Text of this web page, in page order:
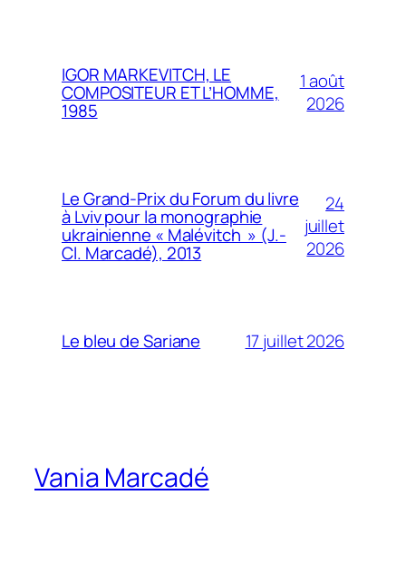
IGOR MARKEVITCH, LE
COMPOSITEUR ET L’HOMME,
1985
1 août
2026
Le Grand-Prix du Forum du livre
à Lviv pour la monographie
ukrainienne « Malévitch » (J.-
Cl. Marcadé), 2013
24
juillet
2026
Le bleu de Sariane 17 juillet 2026
Vania Marcadé